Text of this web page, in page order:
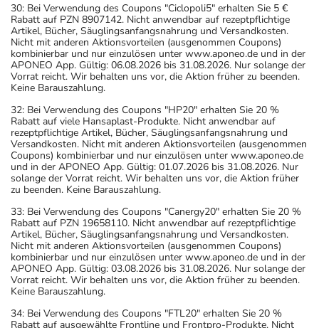
30: Bei Verwendung des Coupons "Ciclopoli5" erhalten Sie 5 €
Rabatt auf PZN 8907142. Nicht anwendbar auf rezeptpflichtige
Artikel, Bücher, Säuglingsanfangsnahrung und Versandkosten.
Nicht mit anderen Aktionsvorteilen (ausgenommen Coupons)
kombinierbar und nur einzulösen unter www.aponeo.de und in der
APONEO App. Gültig: 06.08.2026 bis 31.08.2026. Nur solange der
Vorrat reicht. Wir behalten uns vor, die Aktion früher zu beenden.
Keine Barauszahlung.
32: Bei Verwendung des Coupons "HP20" erhalten Sie 20 %
Rabatt auf viele Hansaplast-Produkte. Nicht anwendbar auf
rezeptpflichtige Artikel, Bücher, Säuglingsanfangsnahrung und
Versandkosten. Nicht mit anderen Aktionsvorteilen (ausgenommen
Coupons) kombinierbar und nur einzulösen unter www.aponeo.de
und in der APONEO App. Gültig: 01.07.2026 bis 31.08.2026. Nur
solange der Vorrat reicht. Wir behalten uns vor, die Aktion früher
zu beenden. Keine Barauszahlung.
33: Bei Verwendung des Coupons "Canergy20" erhalten Sie 20 %
Rabatt auf PZN 19658110. Nicht anwendbar auf rezeptpflichtige
Artikel, Bücher, Säuglingsanfangsnahrung und Versandkosten.
Nicht mit anderen Aktionsvorteilen (ausgenommen Coupons)
kombinierbar und nur einzulösen unter www.aponeo.de und in der
APONEO App. Gültig: 03.08.2026 bis 31.08.2026. Nur solange der
Vorrat reicht. Wir behalten uns vor, die Aktion früher zu beenden.
Keine Barauszahlung.
34: Bei Verwendung des Coupons "FTL20" erhalten Sie 20 %
Rabatt auf ausgewählte Frontline und Frontpro-Produkte. Nicht